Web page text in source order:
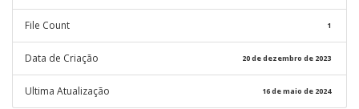
File Count 1
Data de Criação 20 de dezembro de 2023
Ultima Atualização 16 de maio de 2024